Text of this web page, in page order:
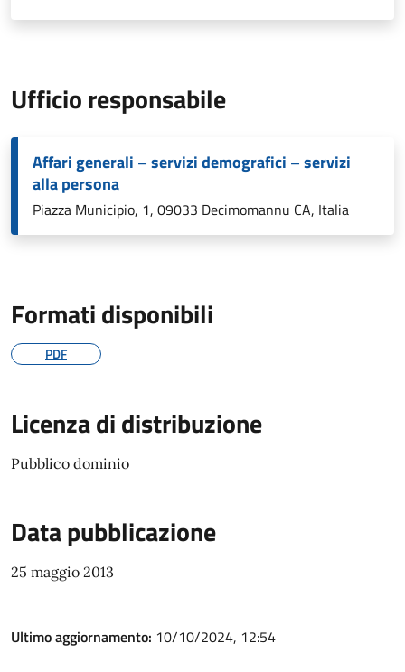
Ufficio responsabile
Affari generali – servizi demografici – servizi
alla persona
Piazza Municipio, 1, 09033 Decimomannu CA, Italia
Formati disponibili
PDF
Licenza di distribuzione
Pubblico dominio
Data pubblicazione
25 maggio 2013
Ultimo aggiornamento: 10/10/2024, 12:54